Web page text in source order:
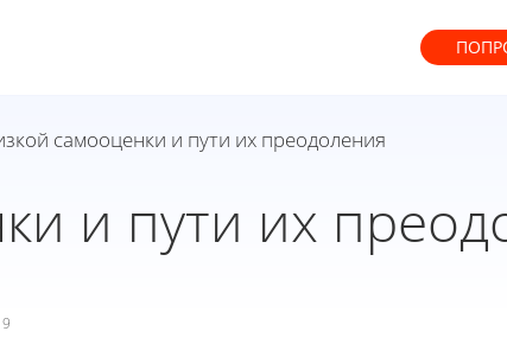
самооценки и пути их преодоления
и пути их